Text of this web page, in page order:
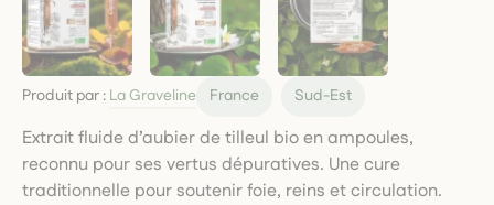
Produit par : La Graveline France Sud-Est
Extrait fluide d’aubier de tilleul bio en ampoules,
reconnu pour ses vertus dépuratives. Une cure
traditionnelle pour soutenir foie, reins et circulation.